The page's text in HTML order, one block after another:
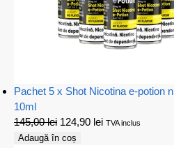
Pachet 5 x Shot Nicotina e-potion
10ml
145,00lei 124,90 lei TVA inclus
Adaugă în coș